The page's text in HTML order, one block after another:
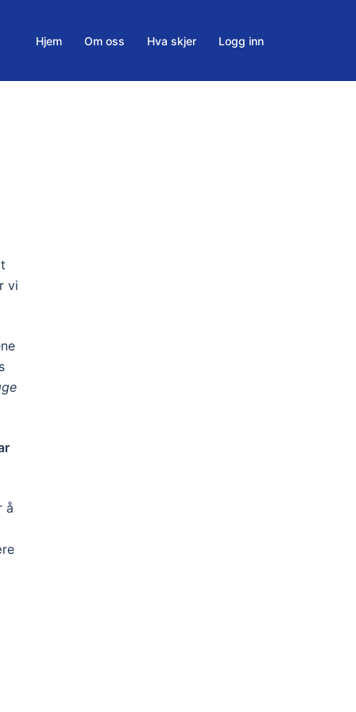
Hjem Om oss Hva skjer Logg inn
vi
å